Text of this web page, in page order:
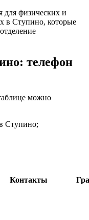
для физических и
в Ступино, которые
телефон
можно
Ступино;
Контакты